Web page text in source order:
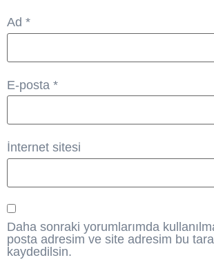
Ad *
E-posta *
İnternet sitesi
Daha sonraki yorumlarımda
posta adresim ve site adresim bu
kaydedilsin.